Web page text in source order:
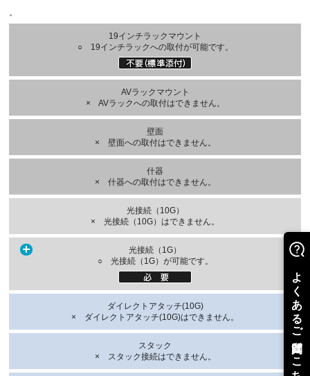
。
19インチラックマウント
○ 19インチラックへの取付が可能です。
AVラックマウント
× AVラックへの取付はできません。
壁面
× 壁面への取付はできません。
什器
× 什器への取付はできません。
光接続（10G）
× 光接続（10G）はできません。
光接続（1G）
○ 光接続（1G）が可能です。
ダイレクトアタッチ(10G)
× ダイレクトアタッチ(10G)はできません。
スタック
× スタック接続はできません。